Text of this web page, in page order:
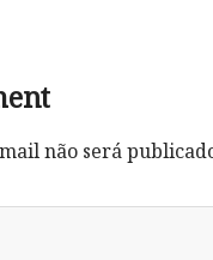
não será